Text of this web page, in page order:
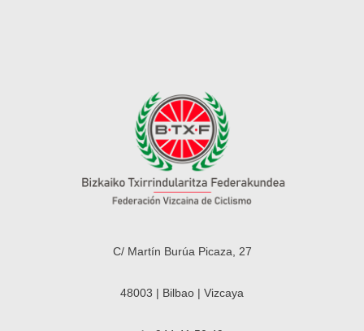
C/ Martín Burúa Picaza, 27
48003 | Bilbao | Vizcaya